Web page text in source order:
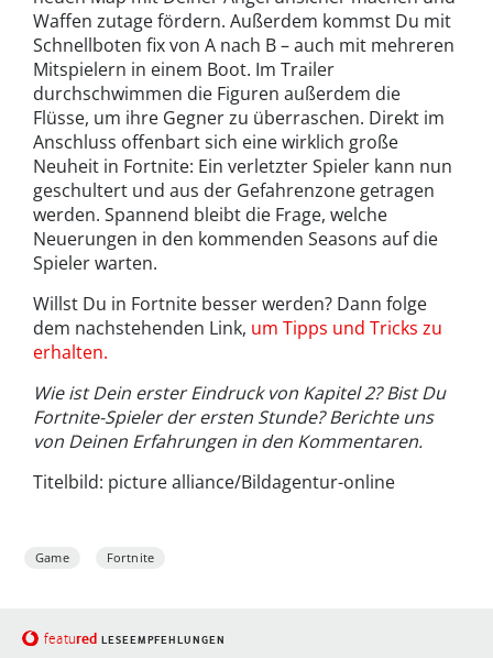
Waffen zutage fördern. Außerdem kommst Du mit
Schnellboten fix von A nach B – auch mit mehreren
Mitspielern in einem Boot. Im Trailer
durchschwimmen die Figuren außerdem die
Flüsse, um ihre Gegner zu überraschen. Direkt im
Anschluss offenbart sich eine wirklich große
Neuheit in Fortnite: Ein verletzter Spieler kann nun
geschultert und aus der Gefahrenzone getragen
werden. Spannend bleibt die Frage, welche
Neuerungen in den kommenden Seasons auf die
Spieler warten.
Willst Du in Fortnite besser werden? Dann folge
dem nachstehenden Link, um Tipps und Tricks zu
erhalten.
Wie ist Dein erster Eindruck von Kapitel 2? Bist Du
Fortnite-Spieler der ersten Stunde? Berichte uns
von Deinen Erfahrungen in den Kommentaren.
Titelbild: picture alliance/Bildagentur-online
Game Fortnite
featured LESEEMPFEHLUNGEN